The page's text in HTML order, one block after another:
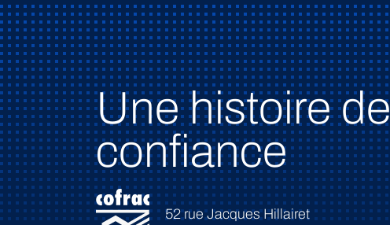
Une histoire de
confiance
52 rue Jacques Hillairet